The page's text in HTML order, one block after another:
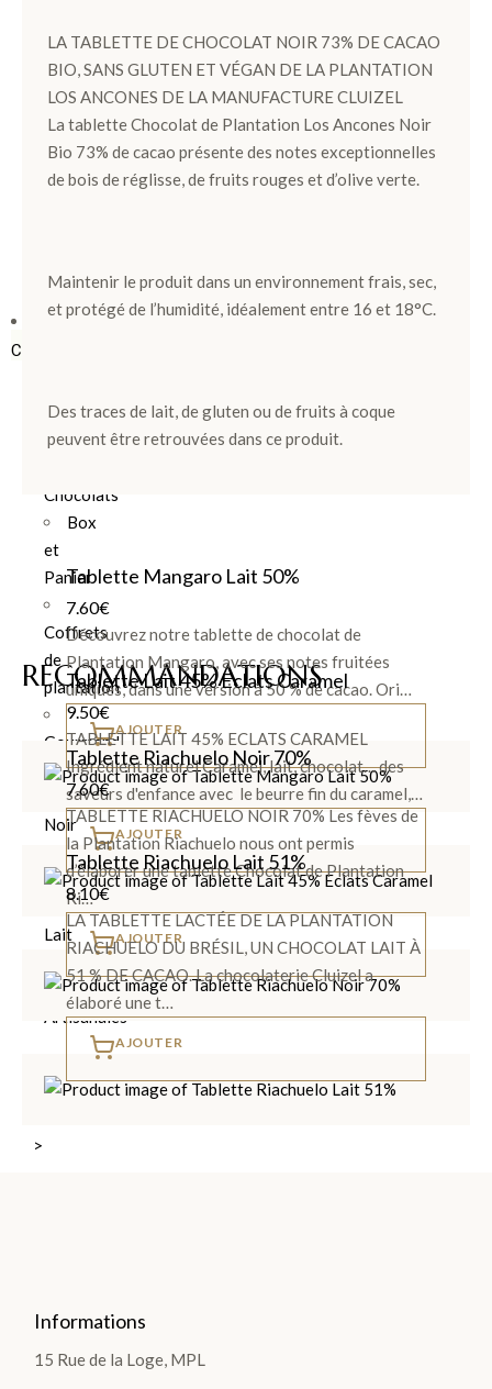
FÊT
E
DES
PÈR
BOÎTES &
COFFRETS
Ballotins
Chocolats
Box
et
Panier
Coffrets
de
plantation
Gourmand
Chocolat
Noir
Chocolat
Noir et
Lait
Pièces
Artisanales
TOUS LES
>
LA TABLETTE DE CHOCOLAT NOIR 73% DE CACAO
BIO, SANS GLUTEN ET VÉGAN DE LA PLANTATION
LOS ANCONES DE LA MANUFACTURE CLUIZEL
La tablette Chocolat de Plantation Los Ancones Noir
Bio 73% de cacao présente des notes exceptionnelles
de bois de réglisse, de fruits rouges et d’olive verte.
Maintenir le produit dans un environnement frais, sec,
et protégé de l’humidité, idéalement entre 16 et 18°C.
Des traces de lait, de gluten ou de fruits à coque
peuvent être retrouvées dans ce produit.
RECOMMANDATIONS
Tablette Mangaro Lait 50%
7.60€
Découvrez notre tablette de chocolat de
Plantation Mangaro, avec ses notes fruitées
uniques, dans une version à 50 % de cacao. Ori…
AJOUTER
Tablette Lait 45% Eclats Caramel
9.50€
TABLETTE LAIT 45% ECLATS CARAMEL
Ingrédient naturel Caramel, lait, chocolat… des
saveurs d'enfance avec le beurre fin du caramel,…
AJOUTER
Tablette Riachuelo Noir 70%
7.60€
TABLETTE RIACHUELO NOIR 70% Les fèves de
la Plantation Riachuelo nous ont permis
d’élaborer une tablette Chocolat de Plantation
Ri…
AJOUTER
Tablette Riachuelo Lait 51%
8.10€
LA TABLETTE LACTÉE DE LA PLANTATION
RIACHUELO DU BRÉSIL, UN CHOCOLAT LAIT À
51 % DE CACAO. La chocolaterie Cluizel a
élaboré une t…
AJOUTER
Informations
15 Rue de la Loge, MPL